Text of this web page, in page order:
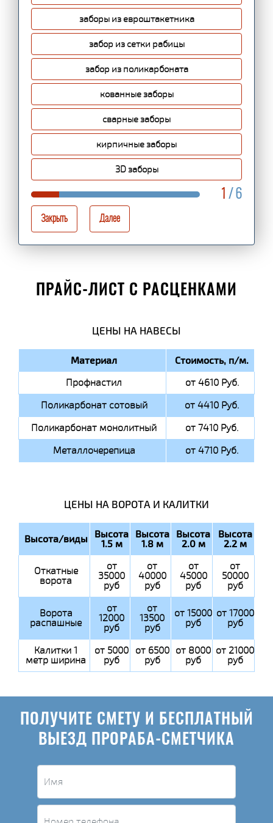
заборы из евроштакетника
забор из сетки рабицы
забор из поликарбоната
кованные заборы
сварные заборы
кирпичные заборы
3D заборы
1 / 6
Закрыть Далее
ПРАЙС-ЛИСТ С РАСЦЕНКАМИ
ЦЕНЫ НА НАВЕСЫ
Материал Стоимость, п/м.
Профнастил
от 4610 Руб.
Поликарбонат сотовый
от 4410 Руб.
Поликарбонат монолитный
от 7410 Руб.
Металлочерепица
от 4710 Руб.
ЦЕНЫ НА ВОРОТА И КАЛИТКИ
Высота/виды Высота
1.5 м
Высота
1.8 м
Высота
2.0 м
Высота
2.2 м
Откатные
ворота
от
35000
руб
от
40000
руб
от
45000
руб
от
50000
руб
Ворота
распашные
от
12000
руб
от
13500
руб
от 15000
руб
от 17000
руб
Калитки 1
метр ширина
от 5000
руб
от 6500
руб
от 8000
руб
от 21000
руб
ПОЛУЧИТЕ СМЕТУ И БЕСПЛАТНЫЙ
ВЫЕЗД ПРОРАБА-СМЕТЧИКА